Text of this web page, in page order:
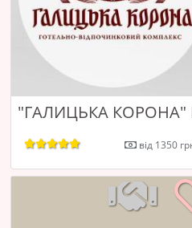
RESORT 5*
"ГАЛИЦЬКА
від 1350